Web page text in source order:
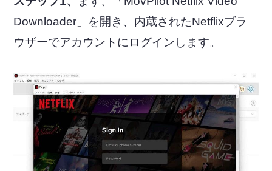
Downloader」を開き、内蔵されたNetflixブラ
ウザーでアカウントにログインします。